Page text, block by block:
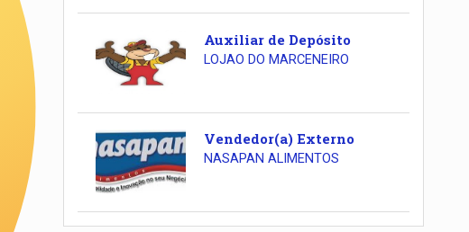
Auxiliar de Depósito
LOJAO DO MARCENEIRO
Vendedor(a) Externo
NASAPAN ALIMENTOS